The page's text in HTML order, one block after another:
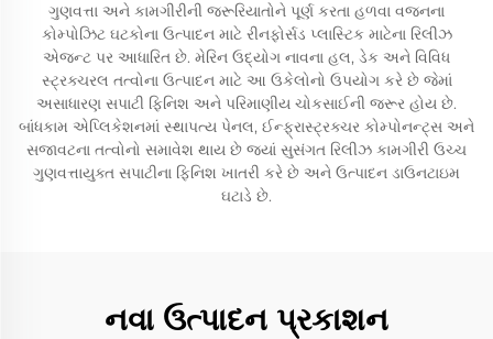
ગુણવત્તા અને કામગીરીની જરૂરિયાતોને પૂર્ણ કરતા હળવા વજનના
કોમ્પોઝિટ ઘટકોના ઉત્પાદન માટે રીનફોર્સડ પ્લાસ્ટિક માટેના રિલીઝ
એજન્ટ પર આધારિત છે. મેરિન ઉદ્યોગ નાવના હલ, ડેક અને વિવિધ
સ્ટ્રક્ચરલ તત્વોના ઉત્પાદન માટે આ ઉકેલોનો ઉપયોગ કરે છે જેમાં
અસાધારણ સપાટી ફિનિશ અને પરિમાણીય ચોકસાઈની જરૂર હોય છે.
બાંધકામ એપ્લિકેશનમાં સ્થાપત્ય પેનલ, ઈન્ફ્રાસ્ટ્રક્ચર કોમ્પોનન્ટ્સ અને
સજાવટના તત્વોનો સમાવેશ થાય છે જ્યાં સુસંગત રિલીઝ કામગીરી ઉચ્ચ
ગુણવત્તાયુક્ત સપાટીના ફિનિશ ખાતરી કરે છે અને ઉત્પાદન ડાઉનટાઇમ
ઘટાડે છે.
નવા ઉત્પાદન પ્રકાશન